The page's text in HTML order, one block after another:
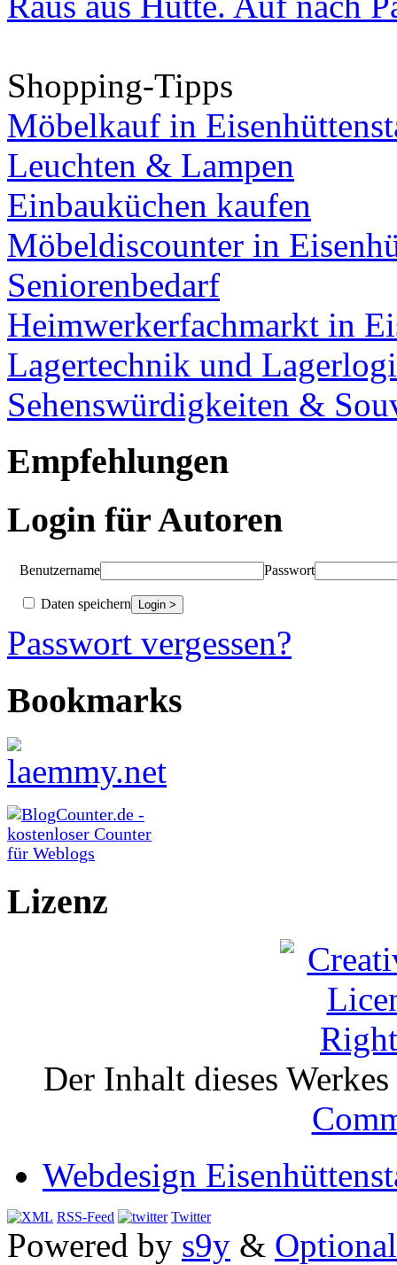
Shopping-Tipps
Möbelkauf in
Leuchten & Lampen
Einbauküchen kaufen
Möbeldiscounter in
Seniorenbedarf
Heimwerkerfachmarkt in
Lagertechnik und
Sehenswürdigkeiten &
Empfehlungen
Login für Autoren
Benutzername Passwort
Daten speichern
Passwort vergessen?
Bookmarks
Lizenz
Der Inhalt dieses
Webdesign
RSS-Feed Twitter
Powered by s9y &